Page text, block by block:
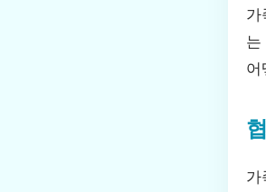
가
는
어
가